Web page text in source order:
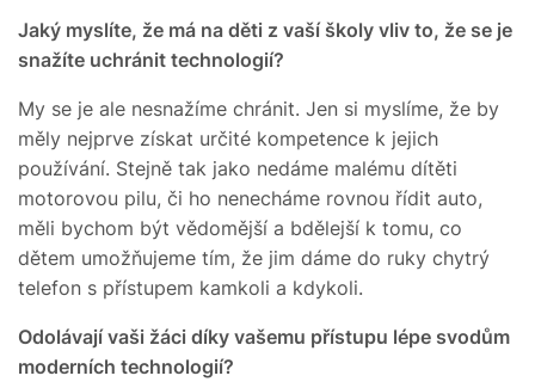
Jaký myslíte, že má na děti z vaší školy vliv to, že se je
snažíte uchránit technologií?
My se je ale nesnažíme chránit. Jen si myslíme, že by
měly nejprve získat určité kompetence k jejich
používání. Stejně tak jako nedáme malému dítěti
motorovou pilu, či ho nenecháme rovnou řídit auto,
měli bychom být vědomější a bdělejší k tomu, co
dětem umožňujeme tím, že jim dáme do ruky chytrý
telefon s přístupem kamkoli a kdykoli.
Odolávají vaši žáci díky vašemu přístupu lépe svodům
moderních technologií?